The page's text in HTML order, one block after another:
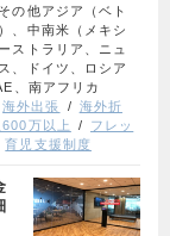
の他アジア（ベト
、中南米（メキシ
ストラリア、ニュ
、ドイツ、ロシア
、南アフリカ
海外出張
海外折
600万以上
フレッ
育児支援制度